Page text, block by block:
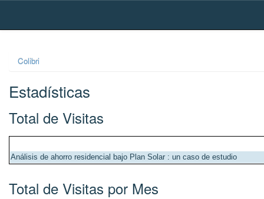
Skip
Colibri
Estadísticas
Total de Visitas
Análisis de ahorro residencial bajo Plan Solar : un caso de estudio
Total de Visitas por Mes